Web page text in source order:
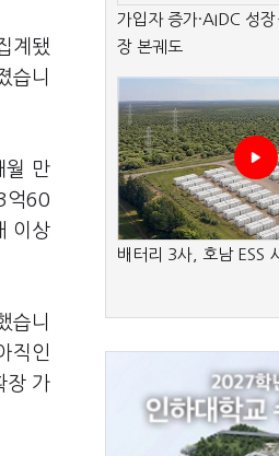
계됐
습니
월 만
억60
이상
습니
직인
장 가
가입자 증가·AIDC 성
장 본궤도
배터리 3사, 호남 ESS